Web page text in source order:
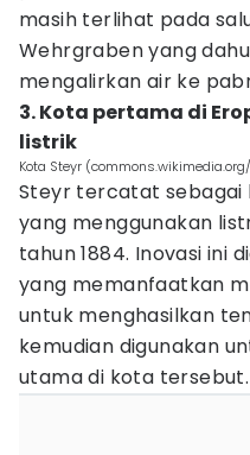
masih terlihat pada
Wehrgraben yang
mengalirkan air ke
3. Kota pertama di
listrik
Kota Steyr
Steyr tercatat sebagai
yang menggunakan
tahun 1884. Inovasi ini
yang memanfaatkan
untuk menghasilkan
kemudian digunakan
utama di kota tersebut.